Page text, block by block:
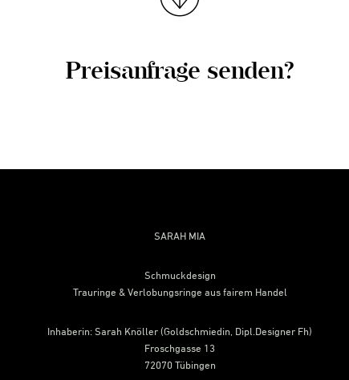
Preisanfrage senden?
SARAH MIA
Schmuckdesign
Trauringe & Verlobungsringe aus fairem Handel
Inhaberin: Sarah Knöller (Goldschmiedin, Dipl.Designer Fh)
Froschgasse 13
72070 Tübingen